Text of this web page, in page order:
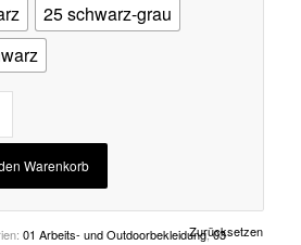
25 schwarz-grau
Zurücksetzen
Warenkorb
01 Arbeits- und Outdoorbekleidung,03